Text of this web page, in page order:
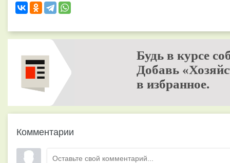
Будь в курсе
Добавь
в избранное.
Комментарии